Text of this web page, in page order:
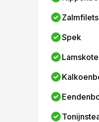
Zalmfilets
Spek